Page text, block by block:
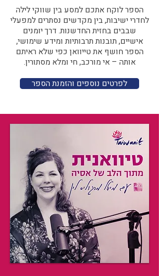
הספר לוקח אתכם למסע בין שווקי לילה
לחדרי ישיבות, בין מקדשים נסתרים למפעלי
שבבים בחזית החדשנות. דרך יומנים
אישיים, תובנות תרבותיות ומידע שימושי,
הספר חושף את טייוואן כפי שלא ראיתם
אותה – אי מורכב, חי ומלא מסתורין.
לפרטים נוספים והזמנת הספר